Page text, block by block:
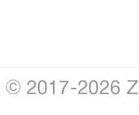
© 2017-2026